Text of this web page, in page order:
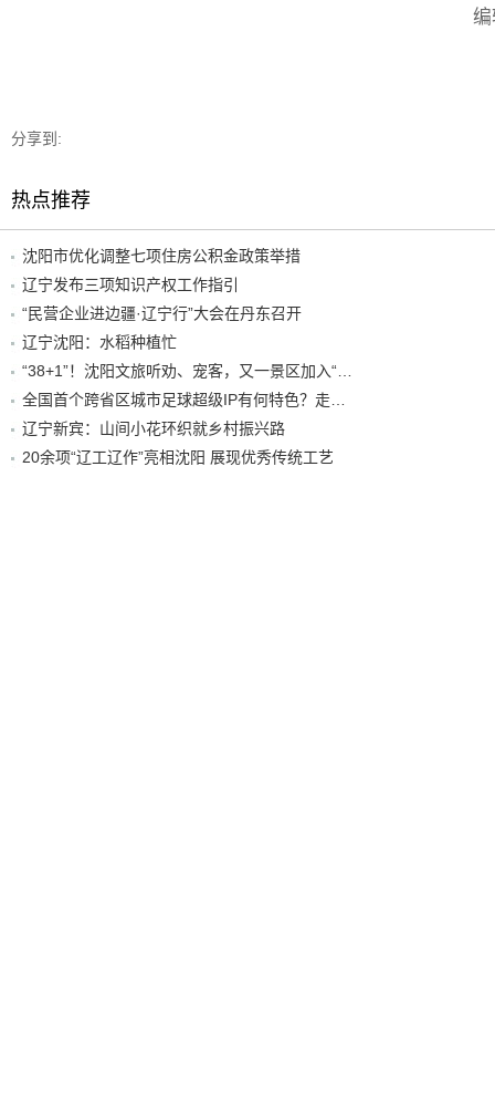
分享到:
热点推荐
沈阳市优化调整七项住房公积金政策举措
辽宁发布三项知识产权工作指引
“民营企业进边疆·辽宁行”大会在丹东召开
辽宁沈阳：水稻种植忙
辽宁新宾：山间小花环织就乡村振兴路
20余项“辽工辽作”亮相沈阳 展现优秀传统工艺